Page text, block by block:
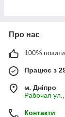
Про нас
100%
Працює з
м. Дніпро
Рабочая
Контакти